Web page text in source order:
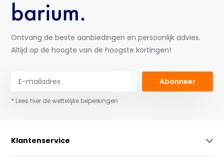
Ontvang de beste aanbiedingen en persoonlijk advies.
Altijd op de hoogte van de hoogste kortingen!
Abonneer
* Lees hier de wettelijke beperkingen
Klantenservice